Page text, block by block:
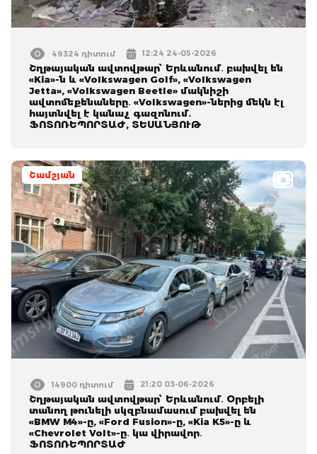
49324 դիտում 12:24 24-05-2026
Շղթայական ավտովթար՝ Երևանում․ բախվել են
«Kia»-ն և «Volkswagen Golf», «Volkswagen
Jetta», «Volkswagen Beetle» մակնիշի
ավտոմեքենաները․ «Volkswagen»-ներից մեկն էլ
հայտնվել է կանաչ գազոնում.
ՖՈՏՈՌԵՊՈՐՏԱԺ, ՏԵՍԱՆՅՈՒԹ
Շամշյան
14900 դիտում 21:20 03-06-2026
Շղթայական ավտովթար՝ Երևանում․ Օրբելի
տանող թունելի սկզբնամասում բախվել են
«BMW M4»-ը, «Ford Fusion»-ը, «Kia K5»-ը և
«Chevrolet Volt»-ը․ կա վիրավոր․
ՖՈՏՈՌԵՊՈՐՏԱԺ